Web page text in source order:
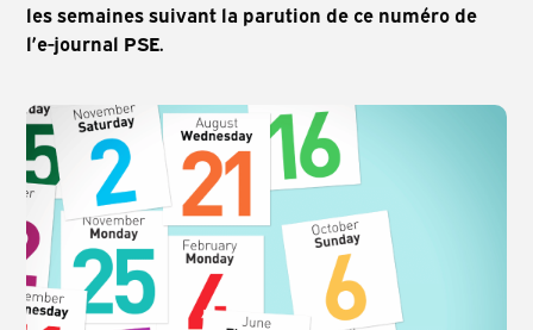
les semaines suivant la parution de ce numéro de
l’e-journal PSE.